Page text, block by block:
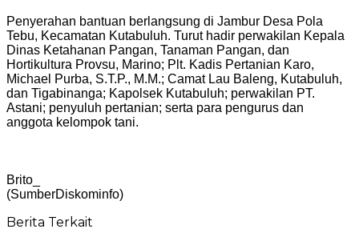
Penyerahan bantuan berlangsung di Jambur Desa Pola
Tebu, Kecamatan Kutabuluh. Turut hadir perwakilan Kepala
Dinas Ketahanan Pangan, Tanaman Pangan, dan
Hortikultura Provsu, Marino; Plt. Kadis Pertanian Karo,
Michael Purba, S.T.P., M.M.; Camat Lau Baleng, Kutabuluh,
dan Tigabinanga; Kapolsek Kutabuluh; perwakilan PT.
Astani; penyuluh pertanian; serta para pengurus dan
anggota kelompok tani.
Brito_
(SumberDiskominfo)
Berita Terkait